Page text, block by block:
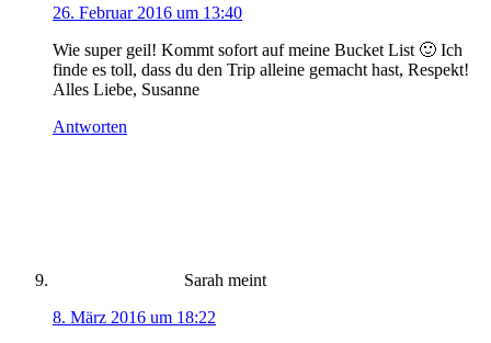
26. Februar 2016 um 13:40
Wie super geil! Kommt sofort auf meine Bucket List 🙂 Ich
finde es toll, dass du den Trip alleine gemacht hast, Respekt!
Alles Liebe, Susanne
Antworten
Sarah meint
8. März 2016 um 18:22